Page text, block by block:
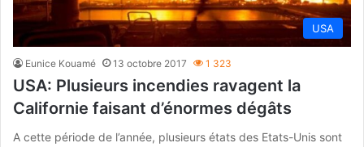
USA
Eunice Kouamé 13 octobre 2017 1 323
USA: Plusieurs incendies ravagent la
Californie faisant d’énormes dégâts
A cette période de l’année, plusieurs états des Etats-Unis sont